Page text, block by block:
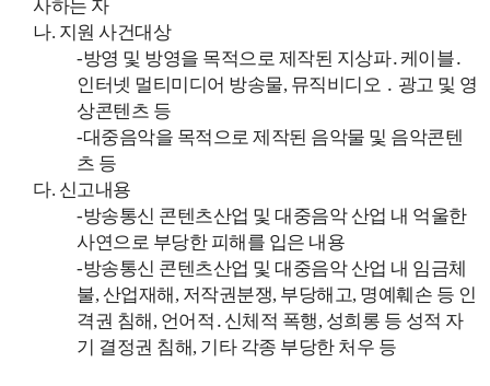
사하는 자
나. 지원 사건대상
-방영 및 방영을 목적으로 제작된 지상파․케이블․
인터넷 멀티미디어 방송물, 뮤직비디오 ․ 광고 및 영
상콘텐츠 등
-대중음악을 목적으로 제작된 음악물 및 음악콘텐
츠 등
다. 신고내용
-방송통신 콘텐츠산업 및 대중음악 산업 내 억울한
사연으로 부당한 피해를 입은 내용
-방송통신 콘텐츠산업 및 대중음악 산업 내 임금체
불, 산업재해, 저작권분쟁, 부당해고, 명예훼손 등 인
격권 침해, 언어적․신체적 폭행, 성희롱 등 성적 자
기 결정권 침해, 기타 각종 부당한 처우 등